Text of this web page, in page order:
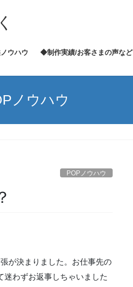
ウハウ ◆制作実績/お客さまの声など
ノウハウ
POPノウハウ
が決まりました。お仕事先の
わずお返事しちゃいました